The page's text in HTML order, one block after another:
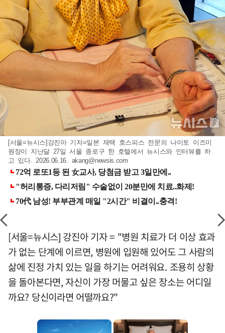
[서울=뉴시스]강진아 기자=일본 재택 호스피스 전문의 나이토 이즈미
원장이 지난달 27일 서울 종로구 한 호텔에서 뉴시스와 인터뷰를 하
고 있다. 2026.06.16. akang@newsis.com
[서울=뉴시스] 강진아 기자 = "병원 치료가 더 이상 효과
가 없는 단계에 이르면, 병원에 입원해 있어도 그 사람의
삶에 진정 가치 있는 일을 하기는 어려워요. 조용히 상황
을 돌아본다면, 자신이 가장 머물고 싶은 장소는 어디일
까요? 당신이라면 어떨까요?"